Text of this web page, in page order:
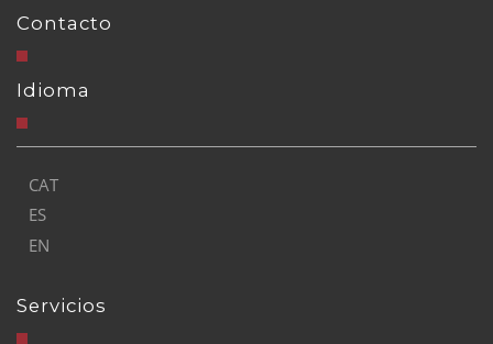
Contacto
Idioma
CAT
ES
EN
Servicios